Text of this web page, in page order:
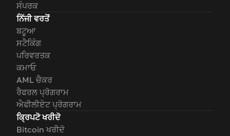
ਸੰਪਰਕ
ਨਿੱਜੀ ਵਰਤੋਂ
ਬਟੂਆ
ਸਟੈਕਿੰਗ
ਪਰਿਵਰਤਕ
ਕਮਾਓ
AML ਚੈਕਰ
ਰੈਫਰਲ ਪ੍ਰੋਗਰਾਮ
ਐਫੀਲੀਏਟ ਪ੍ਰੋਗਰਾਮ
ਕ੍ਰਿਪਟੋ ਖਰੀਦੋ
Bitcoin ਖਰੀਦੋ